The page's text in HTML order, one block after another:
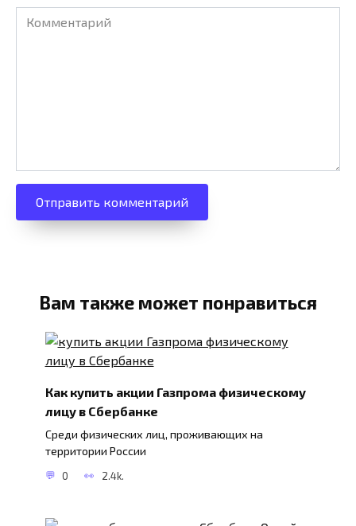
Комментарий
Вам также может понравиться
Как купить акции Газпрома физическому
лицу в Сбербанке
Среди физических лиц, проживающих на
территории России
0 2.4k.